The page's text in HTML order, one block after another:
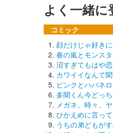
よく一緒
コミック
顔だけじゃ好き
春の嵐とモンス
沼すぎてもはや恋
カワイイなんて
ピンクとハバネロ
多聞くん今どっ
メガネ、時々、
ひかえめに言っ
うちの弟どもが